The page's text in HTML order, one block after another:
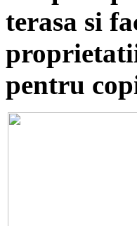
terasa si
pentru